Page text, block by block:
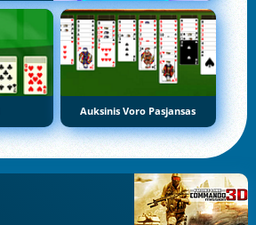
Auksinis Voro Pasjansas